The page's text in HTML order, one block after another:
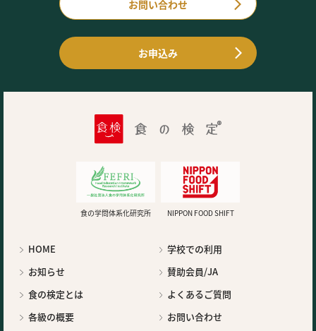
お問い合わせ
お申込み
食の学問体系化研究所 NIPPON FOOD SHIFT
HOME
お知らせ
食の検定とは
各級の概要
学校での利用
賛助会員/JA
よくあるご質問
お問い合わせ